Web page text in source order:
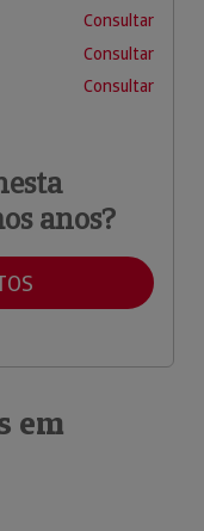
Consultar
Consultar
Consultar
anos?
em